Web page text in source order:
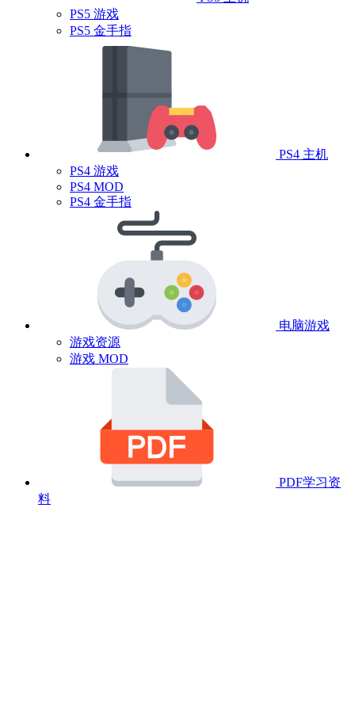
PS5 游戏
PS5 金手指
PS4 主机
PS4 游戏
PS4 MOD
PS4 金手指
电脑游戏
游戏资源
游戏 MOD
PDF学习资
料